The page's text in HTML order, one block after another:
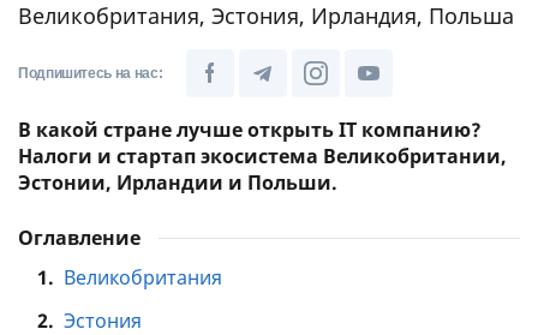
Великобритания, Эстония, Ирландия, Польша
Подпишитесь на нас:
В какой стране лучше открыть IT компанию?
Налоги и стартап экосистема Великобритании,
Эстонии, Ирландии и Польши.
Оглавление
1. Великобритания
2. Эстония